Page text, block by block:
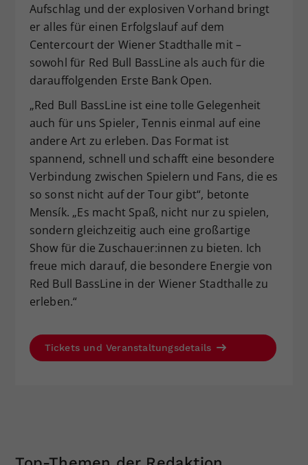
Aufschlag und der explosiven Vorhand bringt
er alles für einen Erfolgslauf auf dem
Centercourt der Wiener Stadthalle mit –
sowohl für Red Bull BassLine als auch für die
darauffolgenden Erste Bank Open.
„Red Bull BassLine ist eine tolle Gelegenheit
auch für uns Spieler, Tennis einmal auf eine
andere Art zu erleben. Das Format ist
spannend, schnell und schafft eine besondere
Verbindung zwischen Spielern und Fans, die es
so sonst nicht auf der Tour gibt“, betonte
Mensík. „Es macht Spaß, nicht nur zu spielen,
sondern gleichzeitig auch eine großartige
Show für die Zuschauer:innen zu bieten. Ich
freue mich darauf, die besondere Energie von
Red Bull BassLine in der Wiener Stadthalle zu
erleben.“
Tickets und Veranstaltungsdetails